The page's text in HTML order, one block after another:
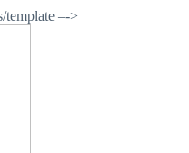
template –->